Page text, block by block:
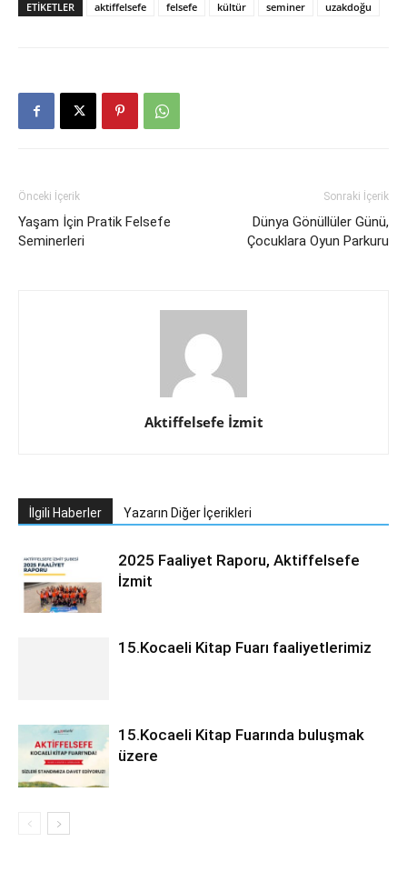
ETIKETLER aktiffelsefe felsefe kültür seminer uzakdoğu
Önceki İçerik
Yaşam İçin Pratik Felsefe
Seminerleri
Sonraki İçerik
Dünya Gönüllüler Günü,
Çocuklara Oyun Parkuru
Aktiffelsefe İzmit
İlgili Haberler Yazarın Diğer İçerikleri
2025 Faaliyet Raporu, Aktiffelsefe
İzmit
15.Kocaeli Kitap Fuarı faaliyetlerimiz
15.Kocaeli Kitap Fuarında buluşmak
üzere